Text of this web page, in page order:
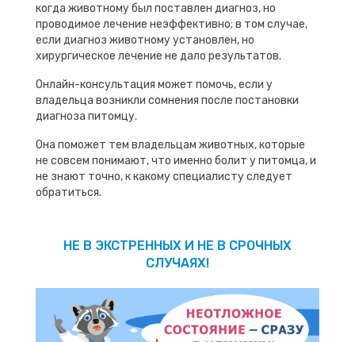
когда животному был поставлен диагноз, но
проводимое лечение неэффективно; в том случае,
если диагноз животному установлен, но
хирургическое лечение не дало результатов.
Онлайн-консультация может помочь, если у
владельца возникли сомнения после постановки
диагноза питомцу.
Она поможет тем владельцам животных, которые
не совсем понимают, что именно болит у питомца, и
не знают точно, к какому специалисту следует
обратиться.
НЕ В ЭКСТРЕННЫХ И НЕ В СРОЧНЫХ
СЛУЧАЯХ!